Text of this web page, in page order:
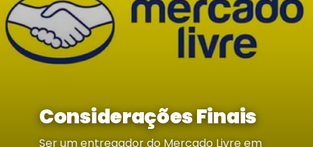
Considerações Finais
Ser um entregador do Mercado Livre em